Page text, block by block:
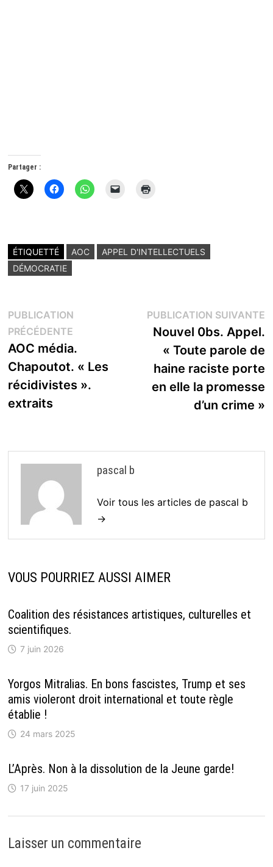
Partager :
ÉTIQUETTÉ AOC
APPEL D'INTELLECTUELS
DÉMOCRATIE
Navigation
de
l’article
PUBLICATION
PRÉCÉDENTEPublication
précédente :
AOC média.
Chapoutot. « Les
récidivistes ».
extraits
PUBLICATION SUIVANTE
Nouvel 0bs. Appel.
« Toute parole de
haine raciste porte
en elle la promesse
d’un crime »
pascal b
Voir tous les articles de pascal b
→
VOUS POURRIEZ AUSSI AIMER
Coalition des résistances artistiques, culturelles et
scientifiques.
7 juin 2026
Yorgos Mitralias. En bons fascistes, Trump et ses
amis violeront droit international et toute règle
établie !
24 mars 2025
L’Après. Non à la dissolution de la Jeune garde!
17 juin 2025
Laisser un commentaire